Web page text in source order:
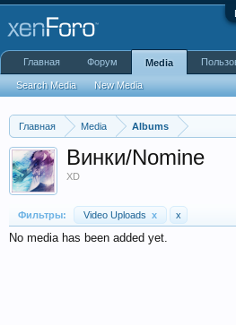
Главная Media Albums
Винки/Nomine
XD
Фильтры: Video Uploads x x
No media has been added yet.
Главная Форум Media
Search Media New Media